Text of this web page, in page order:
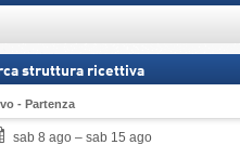
struttura ricettiva
- Partenza
sab 8 ago – sab 15 ago